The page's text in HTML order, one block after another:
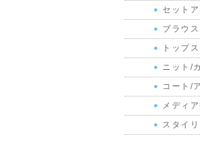
セット
ブラウス
トップス
ニット/
コート/
メディ
スタイ